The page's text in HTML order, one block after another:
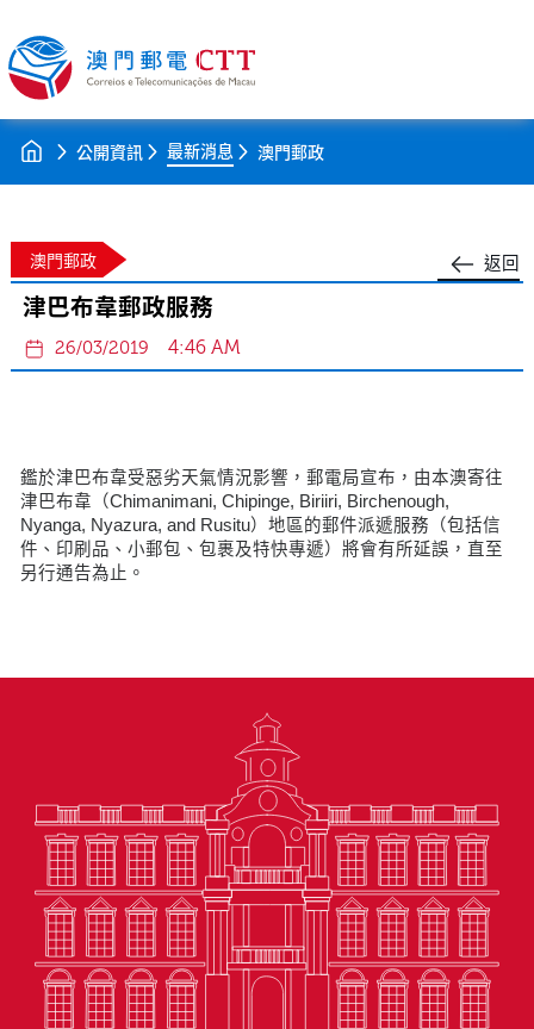
公開資訊 最新消息 澳門郵政
返回
澳門郵政
津巴布韋郵政服務
26/03/2019 4:46 AM
鑑於津巴布韋受惡劣天氣情況影響，郵電局宣布，由本澳寄往
津巴布韋（Chimanimani, Chipinge, Biriiri, Birchenough,
Nyanga, Nyazura, and Rusitu）地區的郵件派遞服務（包括信
件、印刷品、小郵包、包裹及特快專遞）將會有所延誤，直至
另行通告為止。